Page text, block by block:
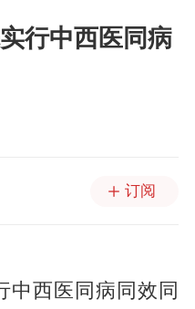
行中西医同病
订阅
中西医同病同效同